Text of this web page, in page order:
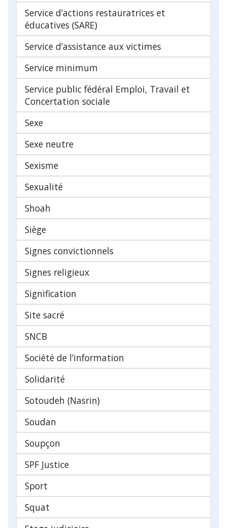
Service d’actions restauratrices et
éducatives (SARE)
Service d’assistance aux victimes
Service minimum
Service public fédéral Emploi, Travail et
Concertation sociale
Sexe
Sexe neutre
Sexisme
Sexualité
Shoah
Siège
Signes convictionnels
Signes religieux
Signification
Site sacré
SNCB
Société de l’information
Solidarité
Sotoudeh (Nasrin)
Soudan
Soupçon
SPF Justice
Sport
Squat